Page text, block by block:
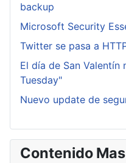
backup
Microsoft Security
Twitter se pasa a
El día de San Valentín
Tuesday"
Nuevo update de
Contenido